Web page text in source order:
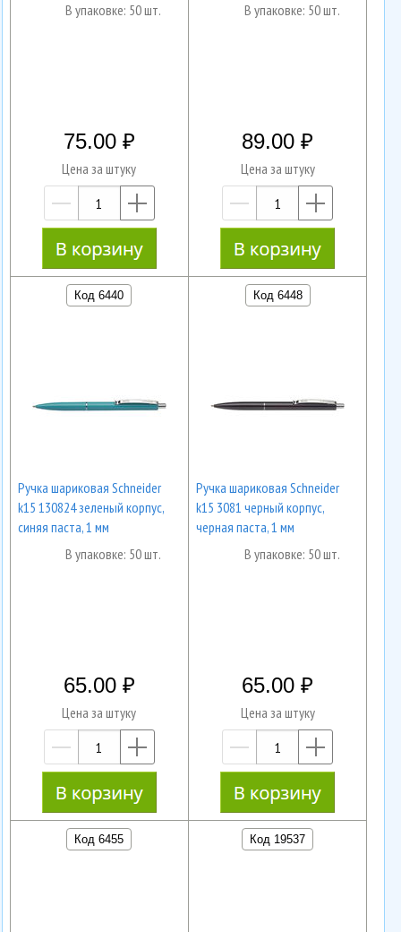
В упаковке: 50 шт.
75.00
Цена за штуку
—
В упаковке: 50 шт.
89.00
Цена за штуку
—
Код 6440
Ручка шариковая Schneider
k15 130824 зеленый корпус,
синяя паста, 1 мм
В упаковке: 50 шт.
65.00
Цена за штуку
—
Код 6448
Ручка шариковая Schneider
k15 3081 черный корпус,
черная паста, 1 мм
В упаковке: 50 шт.
65.00
Цена за штуку
—
Код 6455 Код 19537